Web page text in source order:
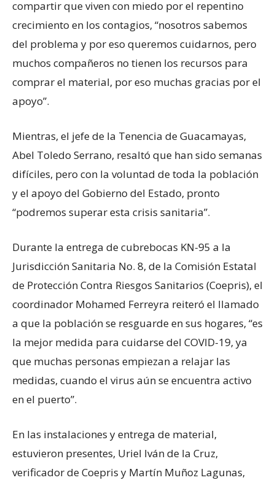
compartir que viven con miedo por el repentino
crecimiento en los contagios, “nosotros sabemos
del problema y por eso queremos cuidarnos, pero
muchos compañeros no tienen los recursos para
comprar el material, por eso muchas gracias por el
apoyo”.
Mientras, el jefe de la Tenencia de Guacamayas,
Abel Toledo Serrano, resaltó que han sido semanas
difíciles, pero con la voluntad de toda la población
y el apoyo del Gobierno del Estado, pronto
“podremos superar esta crisis sanitaria”.
Durante la entrega de cubrebocas KN-95 a la
Jurisdicción Sanitaria No. 8, de la Comisión Estatal
de Protección Contra Riesgos Sanitarios (Coepris), el
coordinador Mohamed Ferreyra reiteró el llamado
a que la población se resguarde en sus hogares, “es
la mejor medida para cuidarse del COVID-19, ya
que muchas personas empiezan a relajar las
medidas, cuando el virus aún se encuentra activo
en el puerto”.
En las instalaciones y entrega de material,
estuvieron presentes, Uriel Iván de la Cruz,
verificador de Coepris y Martín Muñoz Lagunas,